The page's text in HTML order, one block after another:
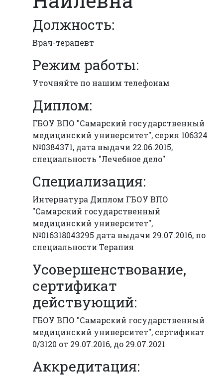
Должность:
Врач-терапевт
Режим работы:
Уточняйте по нашим телефонам
Диплом:
ГБОУ ВПО "Самарский государственный
медицинский университет", серия 106324
№0384371, дата выдачи 22.06.2015,
специальность "Лечебное дело"
Специализация:
Интернатура Диплом ГБОУ ВПО
"Самарский государственный
медицинский университет",
№016318043295 дата выдачи 29.07.2016, по
специальности Терапия
Усовершенствование,
сертификат
действующий:
ГБОУ ВПО "Самарский государственный
медицинский университет", сертификат
0/3120 от 29.07.2016, до 29.07.2021
Аккредитация: